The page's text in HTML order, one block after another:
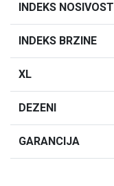
INDEKS NOSIVOSTI
INDEKS BRZINE
XL
DEZENI
GARANCIJA